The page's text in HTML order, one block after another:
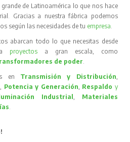
de Latinoamérica lo que nos hace
Gracias a nuestra fábrica podemos
según las necesidades de tu empresa
abarcan todo lo que necesitas desde
a proyectos
a gran escala, como
de poder
en Transmisión y Distribución
Potencia y Generación Respaldo y
Industrial
Materiales